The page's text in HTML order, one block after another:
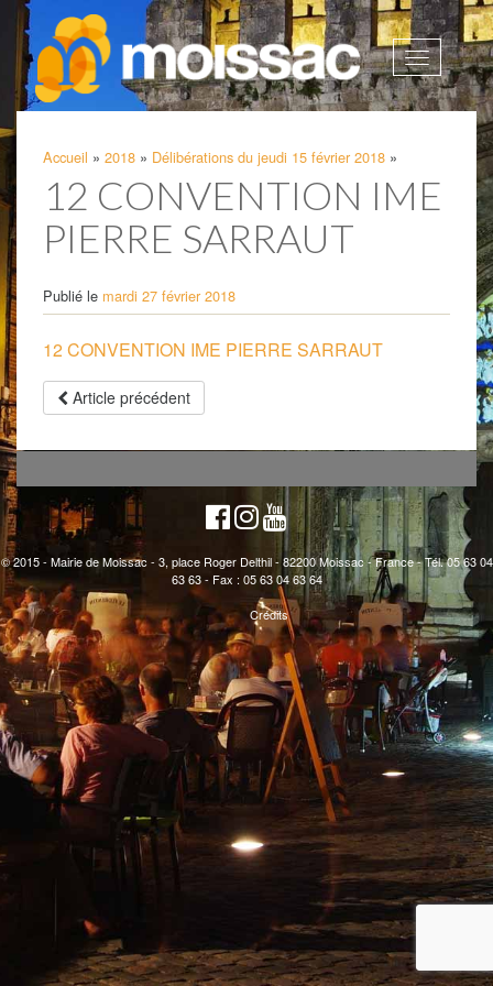
Afficher
la
Accueil » 2018 » Délibérations du jeudi 15 février 2018 »
12 CONVENTION IME
PIERRE SARRAUT
Publié le mardi 27 février 2018
12 CONVENTION IME PIERRE SARRAUT
Article précédent
© 2015 - Mairie de Moissac - 3, place Roger Delthil - 82200 Moissac - France - Tél. 05 63 04
63 63 - Fax : 05 63 04 63 64
Crédits